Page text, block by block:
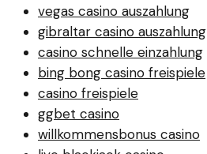
vegas casino auszahlung
gibraltar casino auszahlung
casino schnelle einzahlung
bing bong casino freispiele
casino freispiele
ggbet casino
willkommensbonus casino